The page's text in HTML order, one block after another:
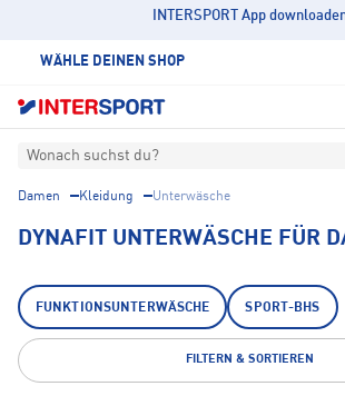
INTERSPORT App
WÄHLE DEINEN SHOP
Wonach suchst du?
Damen Kleidung Unterwäsche
DYNAFIT UNTERWÄSCHE FÜR
FUNKTIONSUNTERWÄSCHE SPORT-BHS
FILTERN & SORTIEREN